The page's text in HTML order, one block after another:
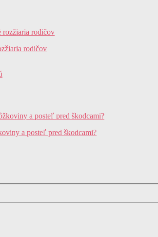
rodičov
a posteľ pred škodcami?